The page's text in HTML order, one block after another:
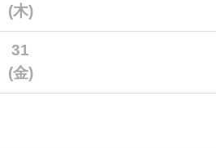
(木)
31
(金)